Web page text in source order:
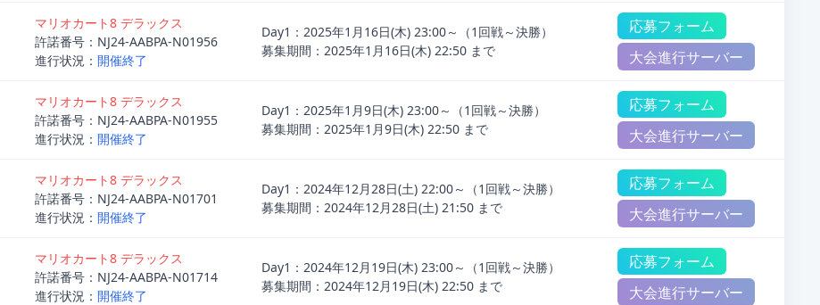
マリオカート8 デラックス
許諾番号：NJ24-AABPA-N01956
進行状況： 開催終了
Day1：2025年1月16日(木) 23:00～（1回戦～決勝）
募集期間：2025年1月16日(木) 22:50 まで
応募フォーム
大会進行サーバー
マリオカート8 デラックス
許諾番号：NJ24-AABPA-N01955
進行状況： 開催終了
Day1：2025年1月9日(木) 23:00～（1回戦～決勝）
募集期間：2025年1月9日(木) 22:50 まで
応募フォーム
大会進行サーバー
マリオカート8 デラックス
許諾番号：NJ24-AABPA-N01701
進行状況： 開催終了
Day1：2024年12月28日(土) 22:00～（1回戦～決勝）
募集期間：2024年12月28日(土) 21:50 まで
応募フォーム
大会進行サーバー
マリオカート8 デラックス
許諾番号：NJ24-AABPA-N01714
進行状況： 開催終了
Day1：2024年12月19日(木) 23:00～（1回戦～決勝）
募集期間：2024年12月19日(木) 22:50 まで
応募フォーム
大会進行サーバー